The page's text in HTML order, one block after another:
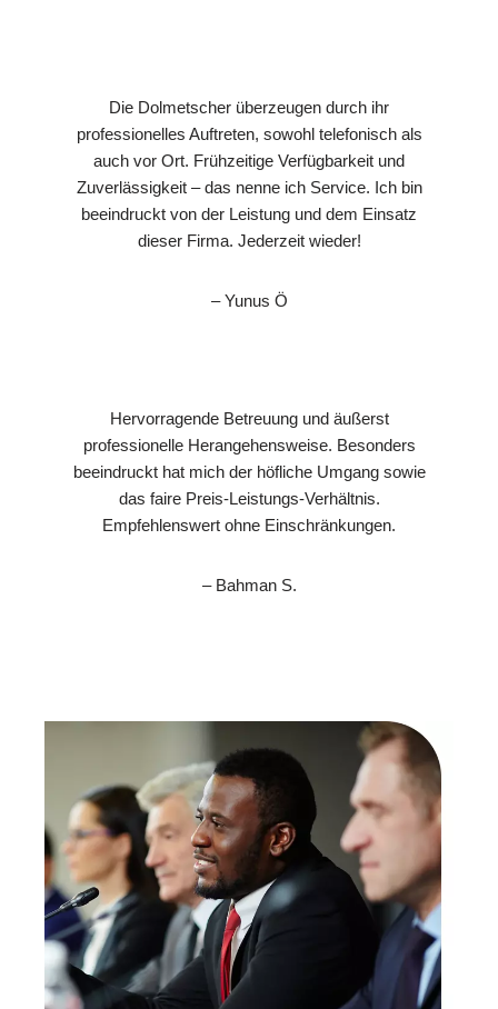
Die Dolmetscher überzeugen durch ihr
professionelles Auftreten, sowohl telefonisch als
auch vor Ort. Frühzeitige Verfügbarkeit und
Zuverlässigkeit – das nenne ich Service. Ich bin
beeindruckt von der Leistung und dem Einsatz
dieser Firma. Jederzeit wieder!
– Yunus Ö
Hervorragende Betreuung und äußerst
professionelle Herangehensweise. Besonders
beeindruckt hat mich der höfliche Umgang sowie
das faire Preis-Leistungs-Verhältnis.
Empfehlenswert ohne Einschränkungen.
– Bahman S.